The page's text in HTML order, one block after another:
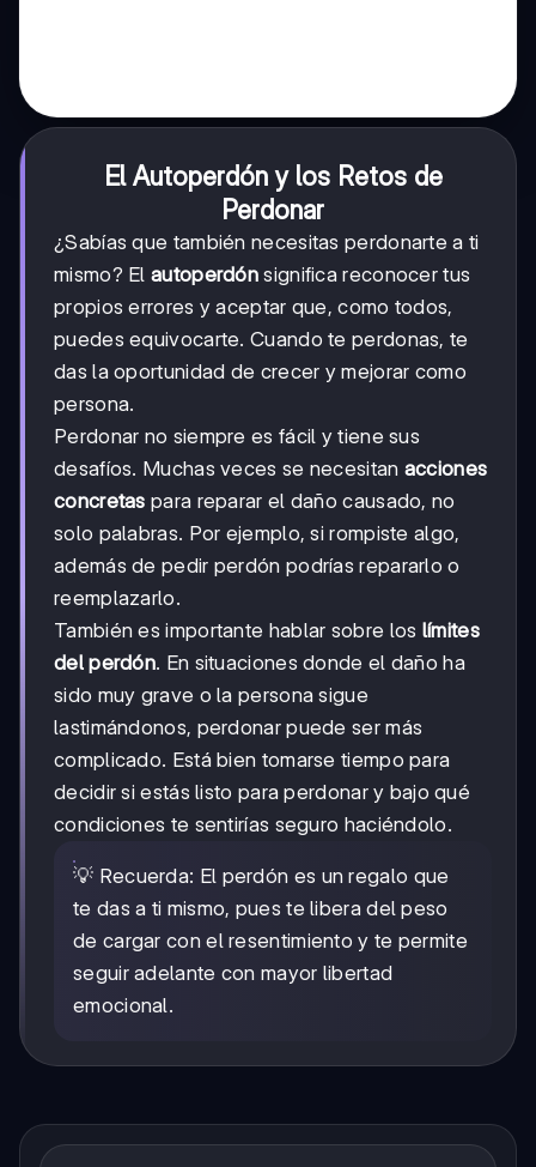
El Autoperdón y los Retos de
Perdonar
¿Sabías que también necesitas perdonarte a ti
mismo? Elautoperdón significa reconocer tus
propios errores y aceptar que, como todos,
puedes equivocarte. Cuando te perdonas, te
das la oportunidad de crecer y mejorar como
persona.
Perdonar no siempre es fácil y tiene sus
desafíos. Muchas veces se necesitan acciones
concretas para reparar el daño causado, no
solo palabras. Por ejemplo, si rompiste algo,
además de pedir perdón podrías repararlo o
reemplazarlo.
También es importante hablar sobre los límites
del perdón. En situaciones donde el daño ha
sido muy grave o la persona sigue
lastimándonos, perdonar puede ser más
complicado. Está bien tomarse tiempo para
decidir si estás listo para perdonar y bajo qué
condiciones te sentirías seguro haciéndolo.
💡 Recuerda: El perdón es un regalo que
te das a ti mismo, pues te libera del peso
de cargar con el resentimiento y te permite
seguir adelante con mayor libertad
emocional.